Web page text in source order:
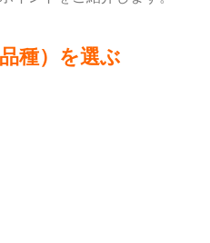
種）を選ぶ